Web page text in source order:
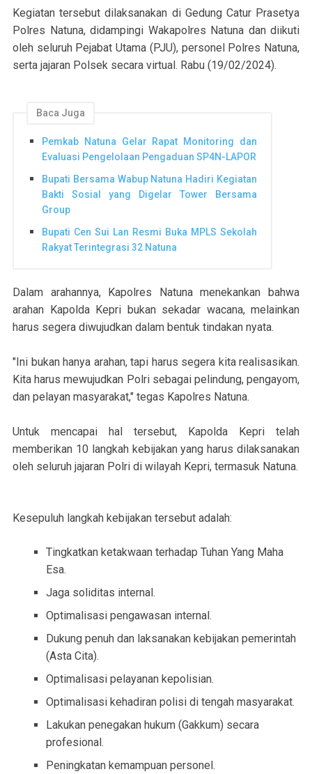
Kegiatan tersebut dilaksanakan di Gedung Catur Prasetya
Polres Natuna, didampingi Wakapolres Natuna dan diikuti
oleh seluruh Pejabat Utama (PJU), personel Polres Natuna,
serta jajaran Polsek secara virtual. Rabu (19/02/2024).
Baca Juga
Pemkab Natuna Gelar Rapat Monitoring dan
Evaluasi Pengelolaan Pengaduan SP4N-LAPOR
Bupati Bersama Wabup Natuna Hadiri Kegiatan
Bakti Sosial yang Digelar Tower Bersama
Group
Bupati Cen Sui Lan Resmi Buka MPLS Sekolah
Rakyat Terintegrasi 32 Natuna
Dalam arahannya, Kapolres Natuna menekankan bahwa
arahan Kapolda Kepri bukan sekadar wacana, melainkan
harus segera diwujudkan dalam bentuk tindakan nyata.
"Ini bukan hanya arahan, tapi harus segera kita realisasikan.
Kita harus mewujudkan Polri sebagai pelindung, pengayom,
dan pelayan masyarakat," tegas Kapolres Natuna.
Untuk mencapai hal tersebut, Kapolda Kepri telah
memberikan 10 langkah kebijakan yang harus dilaksanakan
oleh seluruh jajaran Polri di wilayah Kepri, termasuk Natuna.
Kesepuluh langkah kebijakan tersebut adalah:
Tingkatkan ketakwaan terhadap Tuhan Yang Maha
Esa.
Jaga soliditas internal.
Optimalisasi pengawasan internal.
Dukung penuh dan laksanakan kebijakan pemerintah
(Asta Cita).
Optimalisasi pelayanan kepolisian.
Optimalisasi kehadiran polisi di tengah masyarakat.
Lakukan penegakan hukum (Gakkum) secara
profesional.
Peningkatan kemampuan personel.